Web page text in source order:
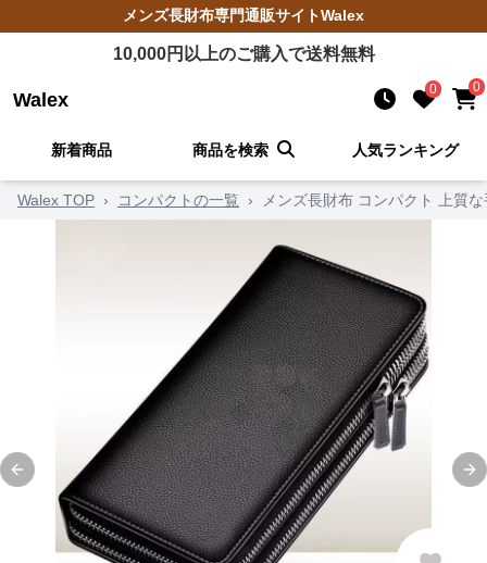
メンズ長財布専門通販サイトWalex
10,000円以上のご購入で送料無料
Walex 0 0
新着商品 商品を検索 人気ランキング
Walex TOP › コンパクトの一覧 › メンズ長財布 コンパクト 上質
Previous slide